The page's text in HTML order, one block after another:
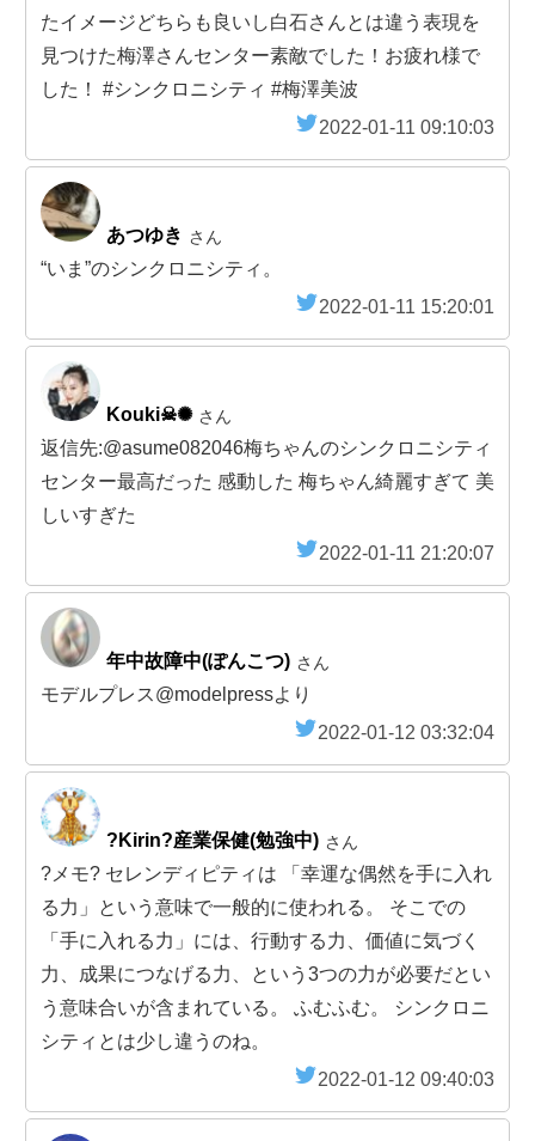
たイメージどちらも良いし白石さんとは違う表現を
見つけた梅澤さんセンター素敵でした！お疲れ様で
した！ #シンクロニシティ #梅澤美波
2022-01-11 09:10:03
あつゆき さん
“いま”のシンクロニシティ。
2022-01-11 15:20:01
Kouki☠✺ さん
返信先:@asume082046梅ちゃんのシンクロニシティ
センター最高だった 感動した 梅ちゃん綺麗すぎて 美
しいすぎた
2022-01-11 21:20:07
年中故障中(ぽんこつ) さん
モデルプレス@modelpressより
2022-01-12 03:32:04
?Kirin?産業保健(勉強中) さん
?メモ? セレンディピティは 「幸運な偶然を手に入れ
る力」という意味で一般的に使われる。 そこでの
「手に入れる力」には、行動する力、価値に気づく
力、成果につなげる力、という3つの力が必要だとい
う意味合いが含まれている。 ふむふむ。 シンクロニ
シティとは少し違うのね。
2022-01-12 09:40:03